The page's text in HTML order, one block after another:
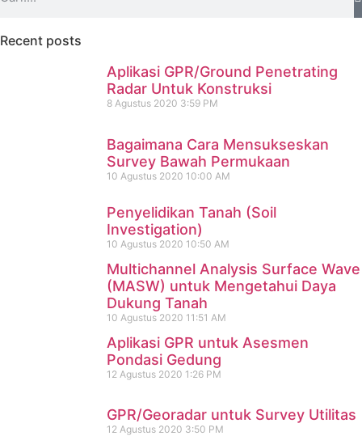
Recent posts
Aplikasi GPR/Ground Penetrating
Radar Untuk Konstruksi
8 Agustus 2020 3:59 PM
Bagaimana Cara Mensukseskan
Survey Bawah Permukaan
10 Agustus 2020 10:00 AM
Penyelidikan Tanah (Soil
Investigation)
10 Agustus 2020 10:50 AM
Multichannel Analysis Surface Wave
(MASW) untuk Mengetahui Daya
Dukung Tanah
10 Agustus 2020 11:51 AM
Aplikasi GPR untuk Asesmen
Pondasi Gedung
12 Agustus 2020 1:26 PM
GPR/Georadar untuk Survey Utilitas
12 Agustus 2020 3:50 PM